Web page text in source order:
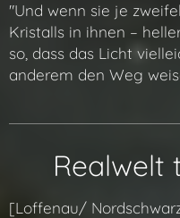
"Und wenn sie je
Kristalls in ihnen –
so, dass das Licht
anderem den Weg
🌍
[Loffenau/